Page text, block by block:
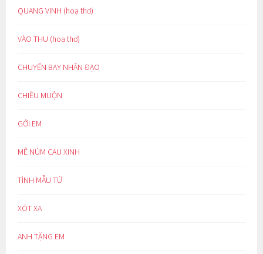
QUANG VINH (hoạ thơ)
VÀO THU (hoạ thơ)
CHUYẾN BAY NHÂN ĐẠO
CHIỀU MUỘN
GỞI EM
MÊ NÚM CAU XINH
TÌNH MẪU TỬ
XÓT XA
ANH TẶNG EM